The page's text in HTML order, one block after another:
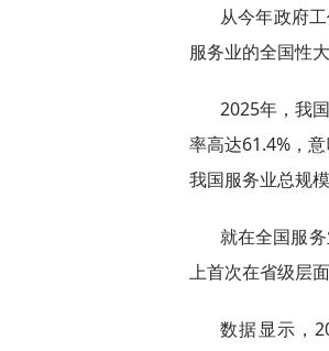
从今年政府
服务业的全国性
2025年，我
率高达61.4%，
我国服务业总规
就在全国服
上首次在省级层
数据显示，